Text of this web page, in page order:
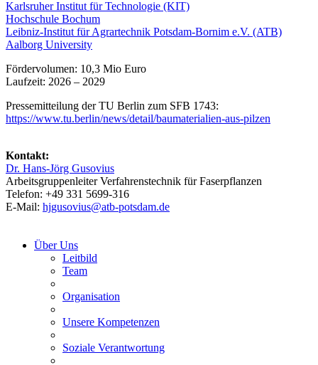
Karlsruher Institut für Technologie (KIT)
Hochschule Bochum
Leibniz-Institut für Agrartechnik Potsdam-Bornim e.V. (ATB)
Aalborg University
Fördervolumen: 10,3 Mio Euro
Laufzeit: 2026 – 2029
Pressemitteilung der TU Berlin zum SFB 1743:
https://www.tu.berlin/news/detail/baumaterialien-aus-pilzen
Kontakt:
Dr. Hans-Jörg Gusovius
Arbeitsgruppenleiter Verfahrenstechnik für Faserpflanzen
Telefon: +49 331 5699-316
E-Mail: hjgusovius@atb-potsdam.de
Über Uns
Leitbild
Team
Organisation
Unsere Kompetenzen
Soziale Verantwortung